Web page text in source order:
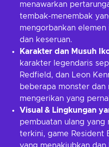
menawarkan
tembak-menembak
mengorbankan
dan keseruan.
Karakter dan Musuh
karakter legendaris
Redfield, dan Leon
beberapa monster dan
mengerikan yang
Visual & Lingkungan
pembuatan ulang yang
terkini, game Resident